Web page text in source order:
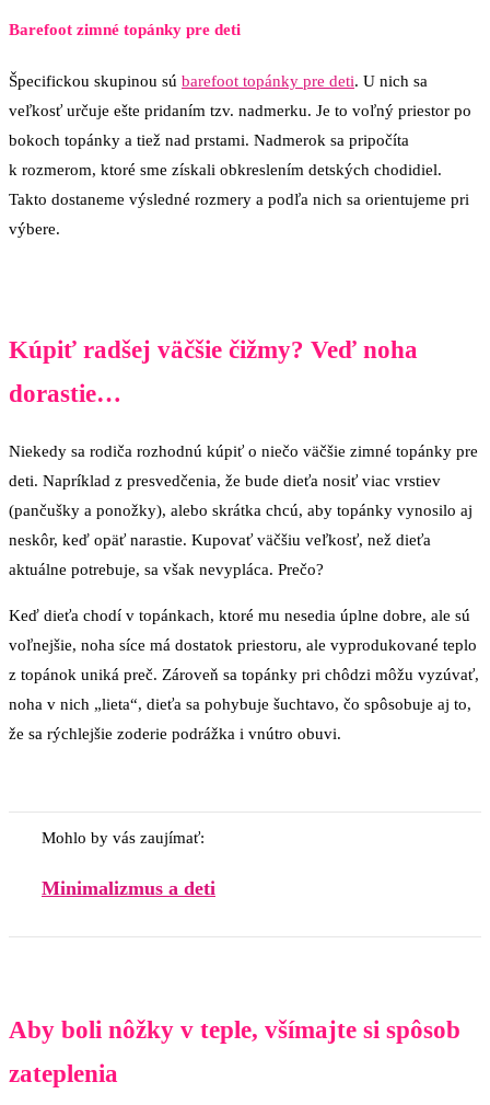
Barefoot zimné topánky pre deti
Špecifickou skupinou sú barefoot topánky pre deti. U nich sa
veľkosť určuje ešte pridaním tzv. nadmerku. Je to voľný priestor po
bokoch topánky a tiež nad prstami. Nadmerok sa pripočíta
k rozmerom, ktoré sme získali obkreslením detských chodidiel.
Takto dostaneme výsledné rozmery a podľa nich sa orientujeme pri
výbere.
Kúpiť radšej väčšie čižmy? Veď noha
dorastie…
Niekedy sa rodiča rozhodnú kúpiť o niečo väčšie zimné topánky pre
deti. Napríklad z presvedčenia, že bude dieťa nosiť viac vrstiev
(pančušky a ponožky), alebo skrátka chcú, aby topánky vynosilo aj
neskôr, keď opäť narastie. Kupovať väčšiu veľkosť, než dieťa
aktuálne potrebuje, sa však nevypláca. Prečo?
Keď dieťa chodí v topánkach, ktoré mu nesedia úplne dobre, ale sú
voľnejšie, noha síce má dostatok priestoru, ale vyprodukované teplo
z topánok uniká preč. Zároveň sa topánky pri chôdzi môžu vyzúvať,
noha v nich „lieta“, dieťa sa pohybuje šuchtavo, čo spôsobuje aj to,
že sa rýchlejšie zoderie podrážka i vnútro obuvi.
Mohlo by vás zaujímať:
Minimalizmus a deti
Aby boli nôžky v teple, všímajte si spôsob
zateplenia